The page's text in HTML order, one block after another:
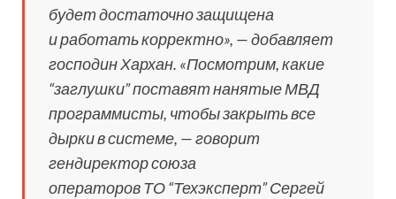
будет достаточно защищена
и работать корректно», — добавляет
господин Хархан. «Посмотрим, какие
“заглушки” поставят нанятые МВД
программисты, чтобы закрыть все
дырки в системе, — говорит
гендиректор союза
операторов ТО “Техэксперт” Сергей